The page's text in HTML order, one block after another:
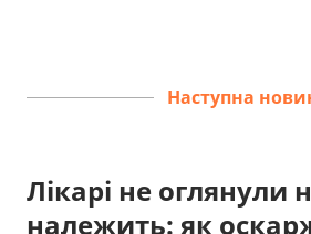
Наступна
Лікарі не оглянули
належить: як